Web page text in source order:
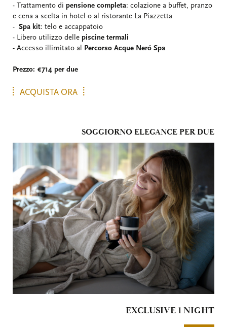
- Trattamento di pensione completa: colazione a buffet, pranzo
e cena a scelta in hotel o al ristorante La Piazzetta
- Spa kit: telo e accappatoio
- Libero utilizzo delle piscine termali
- Accesso illimitato al Percorso Acque Neró Spa
Prezzo: €714 per due
ACQUISTA ORA
SOGGIORNO ELEGANCE PER DUE
EXCLUSIVE 1 NIGHT